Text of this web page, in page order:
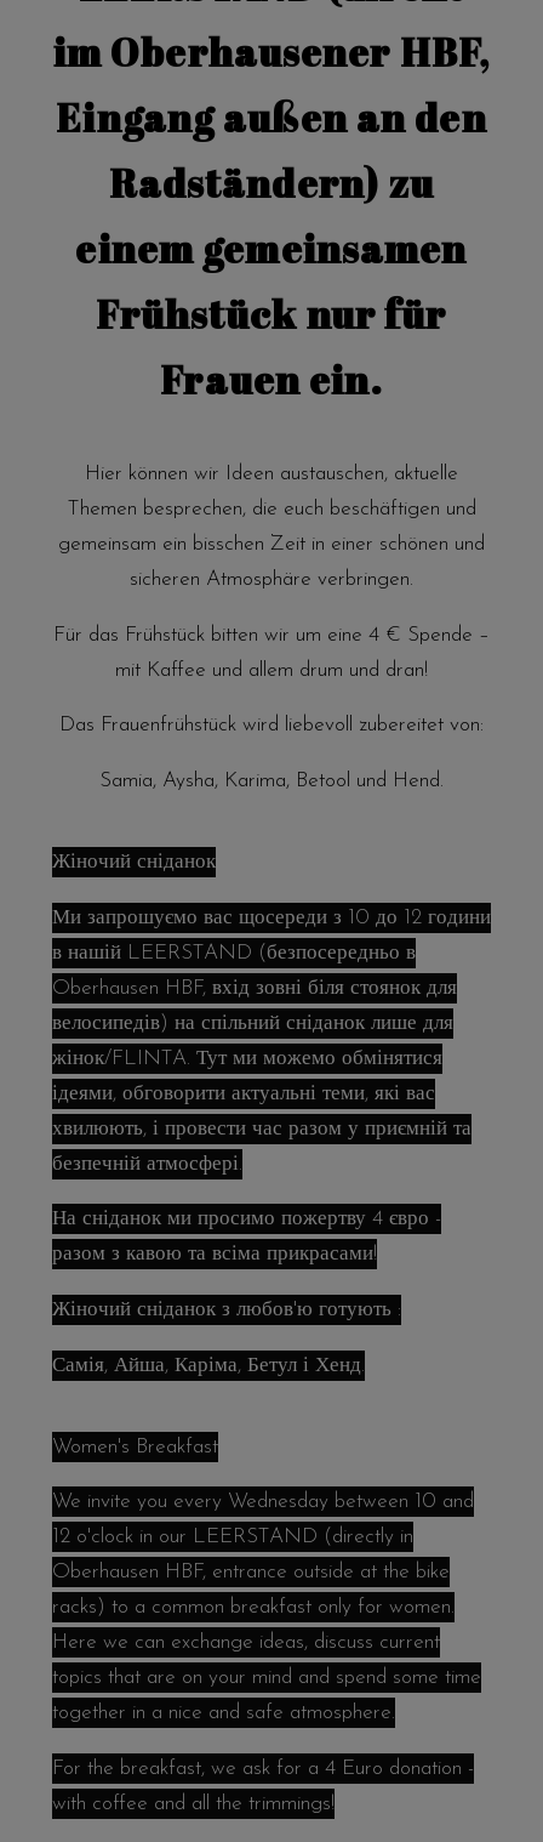
im Oberhausener HBF,
Eingang außen an den
Radständern) zu
einem gemeinsamen
Frühstück nur für
Frauen ein.
Hier können wir Ideen austauschen, aktuelle
Themen besprechen, die euch beschäftigen und
gemeinsam ein bisschen Zeit in einer schönen und
sicheren Atmosphäre verbringen.
Für das Frühstück bitten wir um eine 4 € Spende –
mit Kaffee und allem drum und dran!
Das Frauenfrühstück wird liebevoll zubereitet von:
Samia, Aysha, Karima, Betool und Hend.
Жіночий сніданок
Ми запрошуємо вас щосереди з 10 до 12 години
в нашій LEERSTAND (безпосередньо в
Oberhausen HBF, вхід зовні біля стоянок для
велосипедів) на спільний сніданок лише для
жінок/FLINTA. Тут ми можемо обмінятися
ідеями, обговорити актуальні теми, які вас
хвилюють, і провести час разом у приємній та
безпечній атмосфері.
На сніданок ми просимо пожертву 4 євро -
разом з кавою та всіма прикрасами!
Жіночий сніданок з любов'ю готують :
Самія, Айша, Каріма, Бетул і Хенд.
Women's Breakfast
We invite you every Wednesday between 10 and
12 o'clock in our LEERSTAND (directly in
Oberhausen HBF, entrance outside at the bike
racks) to a common breakfast only for women.
Here we can exchange ideas, discuss current
topics that are on your mind and spend some time
together in a nice and safe atmosphere.
For the breakfast, we ask for a 4 Euro donation -
with coffee and all the trimmings!